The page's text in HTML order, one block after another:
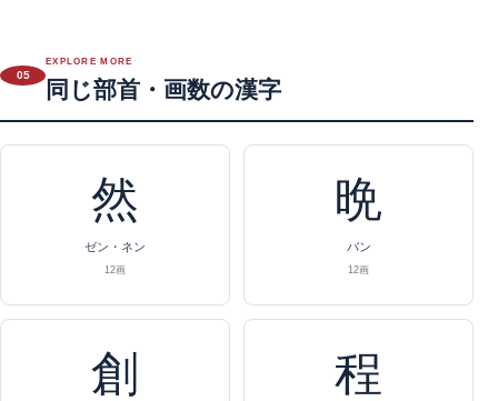
05
EXPLORE MORE
同じ部首・画数の漢字
然
ゼン・ネン
12画
晩
バン
12画
創 程